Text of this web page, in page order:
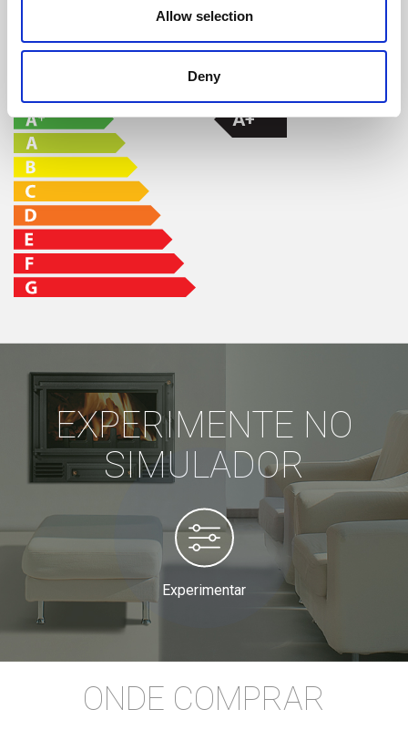
Allow selection
Deny
CLASSE DE EFICIÊNCIA
EXPERIMENTE NO
SIMULADOR
Experimentar
ONDE COMPRAR